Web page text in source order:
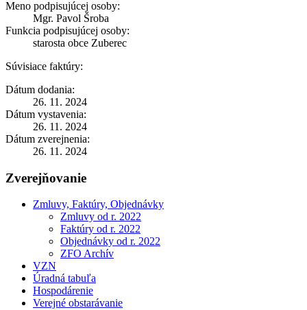
Meno podpisujúcej osoby:
Mgr. Pavol Šroba
Funkcia podpisujúcej osoby:
starosta obce Zuberec
Súvisiace faktúry:
Dátum dodania:
26. 11. 2024
Dátum vystavenia:
26. 11. 2024
Dátum zverejnenia:
26. 11. 2024
Zverejňovanie
Zmluvy, Faktúry, Objednávky
Zmluvy od r. 2022
Faktúry od r. 2022
Objednávky od r. 2022
ZFO Archív
VZN
Úradná tabuľa
Hospodárenie
Verejné obstarávanie